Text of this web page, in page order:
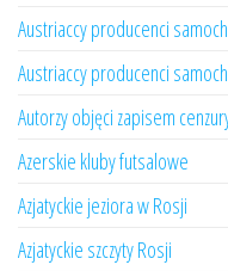
Austriaccy producenci
Austriaccy producenci
Autorzy objęci zapisem
Azerskie kluby futsalowe
Azjatyckie jeziora w Rosji
Azjatyckie szczyty Rosji